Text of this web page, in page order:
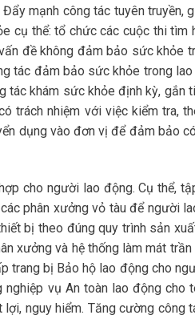
mạnh công tác tuyên truyền,
cụ thể: tổ chức các cuộc thi tìm
đề không đảm bảo sức khỏe
tác đảm bảo sức khỏe trong
tác khám sức khỏe định kỳ, gắn
trách nhiệm với việc kiểm tra,
dụng vào đơn vị để đảm bảo
cho người lao động. Cụ thể,
phân xưởng vỏ tàu để người
bị theo đúng quy trình sản
xưởng và hệ thống làm mát
trang bị Bảo hộ lao động cho
vụ An toàn lao động cho
nguy hiểm. Tăng cường công